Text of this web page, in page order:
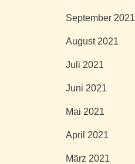
September 2021
August 2021
Juli 2021
Juni 2021
Mai 2021
April 2021
März 2021